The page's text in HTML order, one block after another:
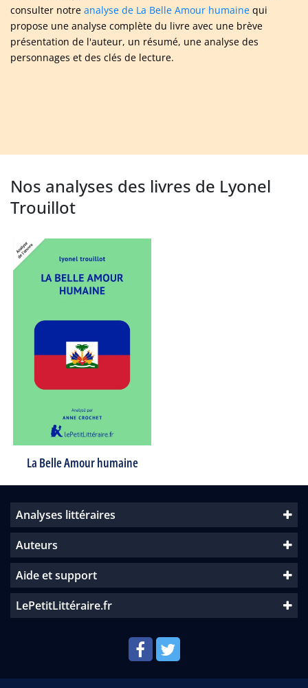
consulter notre analyse de La Belle Amour humaine qui
propose une analyse complète du livre avec une brève
présentation de l'auteur, un résumé, une analyse des
personnages et des clés de lecture.
Nos analyses des livres de Lyonel
Trouillot
La Belle Amour humaine
Analyses littéraires
Auteurs
Aide et support
LePetitLittéraire.fr